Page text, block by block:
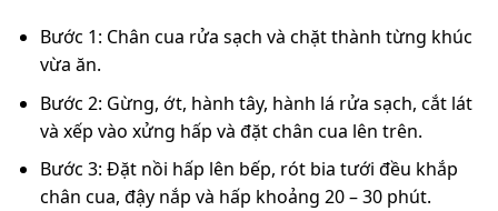
Bước 1: Chân cua rửa sạch và chặt thành từng khúc
vừa ăn.
Bước 2: Gừng, ớt, hành tây, hành lá rửa sạch, cắt lát
và xếp vào xửng hấp và đặt chân cua lên trên.
Bước 3: Đặt nồi hấp lên bếp, rót bia tưới đều khắp
chân cua, đậy nắp và hấp khoảng 20 – 30 phút.